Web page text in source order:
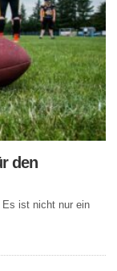
den
Es ist nicht nur ein